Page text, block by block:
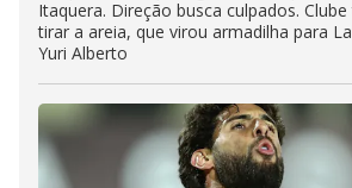
Itaquera. Direção busca culpados.
tirar a areia, que virou armadilha para
Yuri Alberto